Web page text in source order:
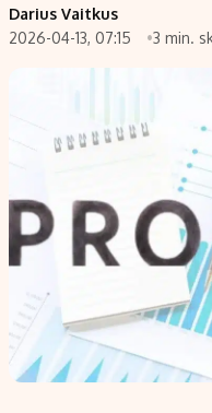
Akcijų rinka
Kriptovaliutos
Infliacija
Migracija
Redakcija
Apie mus
Darius Vaitkus
2026-04-13, 07:15
3 min.